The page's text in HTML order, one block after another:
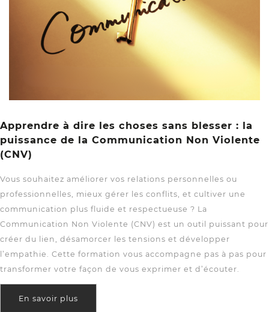
Apprendre à dire les choses sans blesser : la
puissance de la Communication Non Violente
(CNV)
Vous souhaitez améliorer vos relations personnelles ou
professionnelles, mieux gérer les conflits, et cultiver une
communication plus fluide et respectueuse ? La
Communication Non Violente (CNV) est un outil puissant pour
créer du lien, désamorcer les tensions et développer
l’empathie. Cette formation vous accompagne pas à pas pour
transformer votre façon de vous exprimer et d’écouter.
En savoir plus